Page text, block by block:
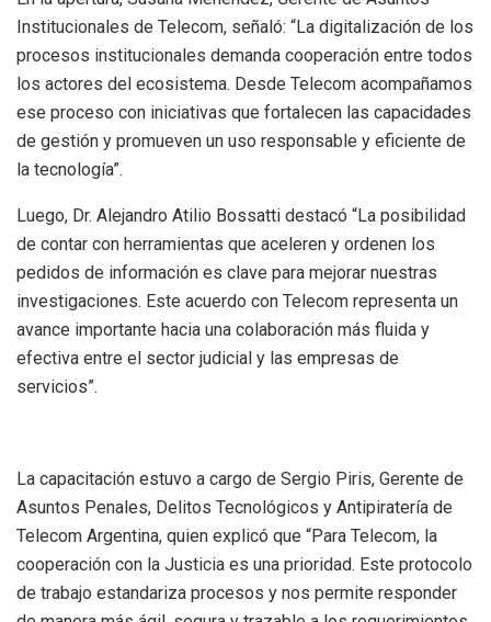
Institucionales de Telecom, señaló: “La digitalización de los
procesos institucionales demanda cooperación entre todos
los actores del ecosistema. Desde Telecom acompañamos
ese proceso con iniciativas que fortalecen las capacidades
de gestión y promueven un uso responsable y eficiente de
la tecnología”.
Luego, Dr. Alejandro Atilio Bossatti destacó “La posibilidad
de contar con herramientas que aceleren y ordenen los
pedidos de información es clave para mejorar nuestras
investigaciones. Este acuerdo con Telecom representa un
avance importante hacia una colaboración más fluida y
efectiva entre el sector judicial y las empresas de
servicios”.
La capacitación estuvo a cargo de Sergio Piris, Gerente de
Asuntos Penales, Delitos Tecnológicos y Antipiratería de
Telecom Argentina, quien explicó que “Para Telecom, la
cooperación con la Justicia es una prioridad. Este protocolo
de trabajo estandariza procesos y nos permite responder